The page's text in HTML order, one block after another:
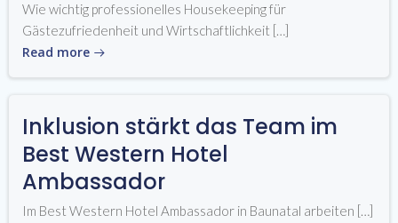
Wie wichtig professionelles Housekeeping für
Gästezufriedenheit und Wirtschaftlichkeit […]
Read more
Inklusion stärkt das Team im
Best Western Hotel
Ambassador
Im Best Western Hotel Ambassador in Baunatal arbeiten […]